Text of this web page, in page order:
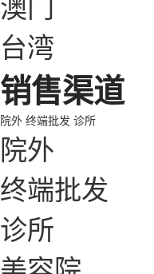
台湾
销售渠道
院外 终端批发 诊所
院外
终端批发
诊所